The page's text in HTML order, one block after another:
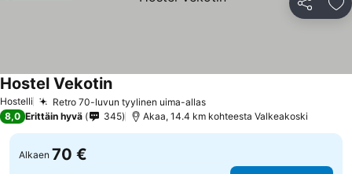
Jaa
Hostelli Retro 70-luvun tyylinen uima-allas
Hostel Vekotin
8,0 Erittäin hyvä 345 Akaa, 14.4 km kohteesta Valkeakoski
Alkaen 70 €